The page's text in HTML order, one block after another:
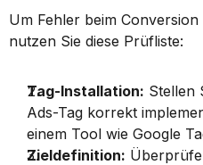
Um Fehler beim
nutzen Sie diese Prüfliste:
Tag-Installation: Stellen
Ads-Tag korrekt
einem Tool wie Google
Zieldefinition: